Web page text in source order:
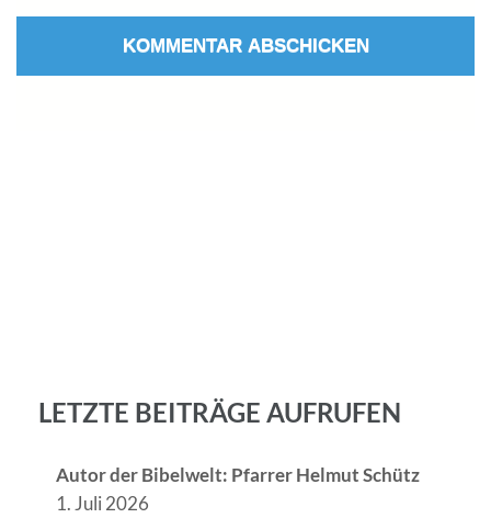
LETZTE BEITRÄGE AUFRUFEN
Autor der Bibelwelt: Pfarrer Helmut Schütz
1. Juli 2026